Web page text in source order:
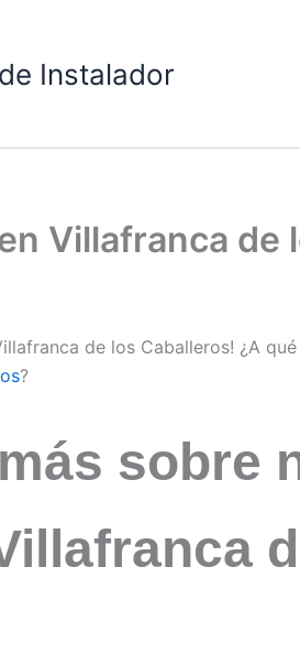
Instalador
Villafranca de
de los Caballeros! ¿A
?
sobre